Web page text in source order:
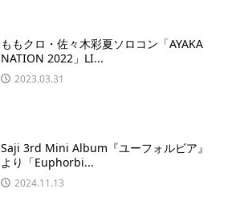
ももクロ・佐々木彩夏ソロコン「AYAKA
NATION 2022」LI...
2023.03.31
Saji 3rd Mini Album『ユーフォルビア』
より「Euphorbi...
2024.11.13